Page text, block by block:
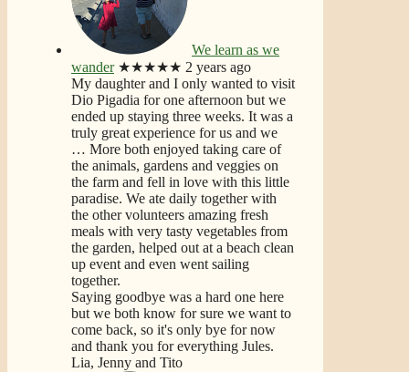
We learn as we
wander ★★★★★ 2 years ago
My daughter and I only wanted to visit
Dio Pigadia for one afternoon but we
ended up staying three weeks. It was a
truly great experience for us and we
… More both enjoyed taking care of
the animals, gardens and veggies on
the farm and fell in love with this little
paradise. We ate daily together with
the other volunteers amazing fresh
meals with very tasty vegetables from
the garden, helped out at a beach clean
up event and even went sailing
together.
Saying goodbye was a hard one here
but we both know for sure we want to
come back, so it's only bye for now
and thank you for everything Jules.
Lia, Jenny and Tito